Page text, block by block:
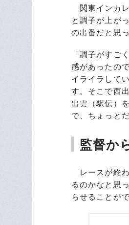
関東インカレ
と調子が上が
の出番だと思
「調子がすご
感があったの
イライラして
す。そこで西
出雲（駅伝）
で、ちょっと
監督か
レースが終わ
るのかなと思
らせることが